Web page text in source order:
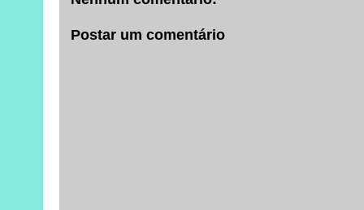
Postar um comentário